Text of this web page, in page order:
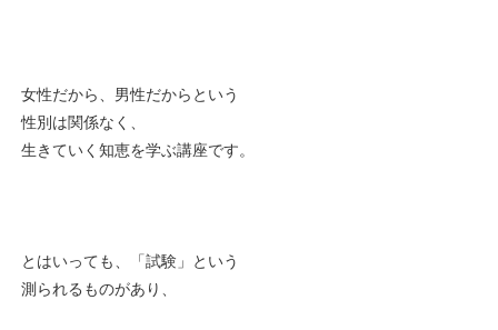
女性だから、男性だからという
性別は関係なく、
生きていく知恵を学ぶ講座です。
とはいっても、「試験」という
測られるものがあり、